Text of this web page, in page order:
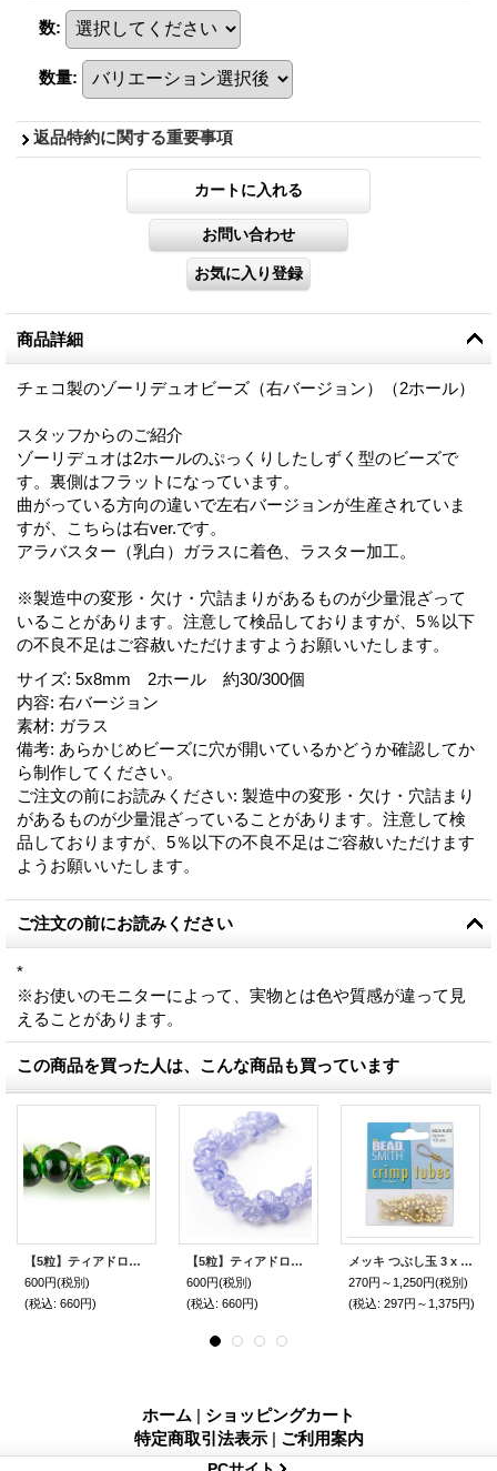
数:
数量:
返品特約に関する重要事項
商品詳細
チェコ製のゾーリデュオビーズ（右バージョン）（2ホール）
スタッフからのご紹介
ゾーリデュオは2ホールのぷっくりしたしずく型のビーズで
す。裏側はフラットになっています。
曲がっている方向の違いで左右バージョンが生産されていま
すが、こちらは右ver.です。
アラバスター（乳白）ガラスに着色、ラスター加工。
※製造中の変形・欠け・穴詰まりがあるものが少量混ざって
いることがあります。注意して検品しておりますが、5％以下
の不良不足はご容赦いただけますようお願いいたします。
サイズ: 5x8mm 2ホール 約30/300個
内容: 右バージョン
素材: ガラス
備考: あらかじめビーズに穴が開いているかどうか確認してか
ら制作してください。
ご注文の前にお読みください: 製造中の変形・欠け・穴詰まり
があるものが少量混ざっていることがあります。注意して検
品しておりますが、5％以下の不良不足はご容赦いただけます
ようお願いいたします。
ご注文の前にお読みください
*
※お使いのモニターによって、実物とは色や質感が違って見
えることがあります。
この商品を買った人は、こんな商品も買っています
【5粒】ティアドロップビーズ ミックス【Gaile】
600円(税別)
(税込: 660円)
【5粒】ティアドロップビーズ 【Light Wisteria】
600円(税別)
(税込: 660円)
メッキ つぶし玉 3 x 2mm 20個入り /100個入り（ゴールド）
270円～1,250円(税別)
(税込: 297円～1,375円)
ホーム | ショッピングカート
特定商取引法表示 | ご利用案内